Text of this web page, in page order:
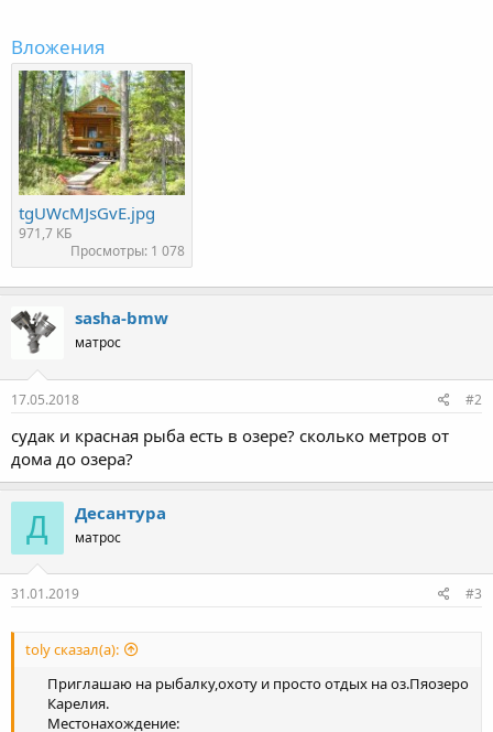
Вложения
tgUWcMJsGvE.jpg
971,7 КБ
Просмотры: 1 078
sasha-bmw
матрос
17.05.2018 #2
судак и красная рыба есть в озере? сколько метров от
дома до озера?
Д Десантура
матрос
31.01.2019 #3
toly сказал(а):
Приглашаю на рыбалку,охоту и просто отдых на оз.Пяозеро
Карелия.​
Местонахождение:​